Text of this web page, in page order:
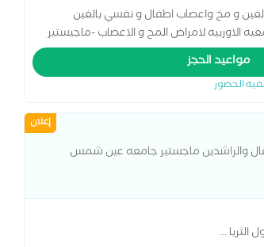
و مخ واعصاب اطفال و نفسي بالغين
لامراض المخ و الاعصاب -ماجيستير
مواعيد الحجز
الحضور
إعلان
والراشدين ماجستير جامعه عين شمس
...